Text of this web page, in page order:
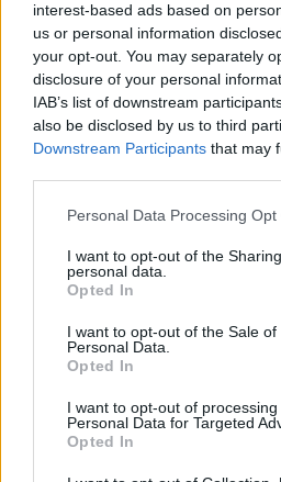
interest-based ads based on
us or personal information
your opt-out. You may separately
disclosure of your personal
IAB’s list of downstream
also be disclosed by us to third
Downstream Participants that may
Please note that this website/app
not limited to your visit or usage
grant or deny consent to Google
use your data for below specified
consent section.
Personal Data Processing Opt
I want to opt-out of the
personal data.
Opted In
I want to opt-out of the Sale of
Personal Data.
Opted In
I want to opt-out of processing
Personal Data for Targeted
Opted In
Gretta•2017. november 26.
Tavaly, december elején
repülőjegyeket találtunk
gondolkodás nélkül
nagyon ajánlom, hogy
pénz egy ilyen…